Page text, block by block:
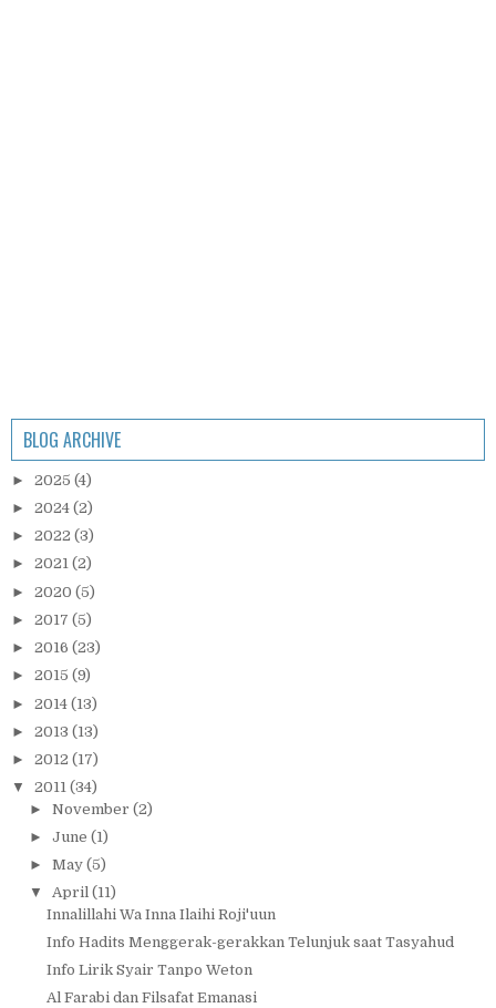
BLOG ARCHIVE
► 2025 (4)
► 2024 (2)
► 2022 (3)
► 2021 (2)
► 2020 (5)
► 2017 (5)
► 2016 (23)
► 2015 (9)
► 2014 (13)
► 2013 (13)
► 2012 (17)
▼ 2011 (34)
► November (2)
► June (1)
► May (5)
▼ April (11)
Innalillahi Wa Inna Ilaihi Roji'uun
Info Hadits Menggerak-gerakkan Telunjuk saat Tasyahud
Info Lirik Syair Tanpo Weton
Al Farabi dan Filsafat Emanasi